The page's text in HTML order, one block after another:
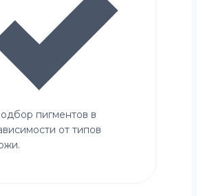
пигментов в
от типов